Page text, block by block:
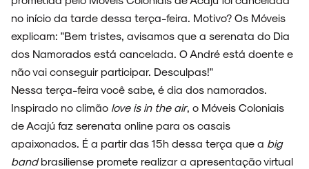
FAIXA A FAIXA
NOVIDADES
no início da tarde dessa terça-feira. Motivo? Os Móveis
explicam: "Bem tristes, avisamos que a serenata do Dia
dos Namorados está cancelada. O André está doente e
não vai conseguir participar. Desculpas!"
Nessa terça-feira você sabe, é dia dos namorados.
Inspirado no climão love is in the air, o Móveis Coloniais
de Acajú faz serenata online para os casais
apaixonados. É a partir das 15h dessa terça que a big
bandbrasiliense promete realizar a apresentação virtual